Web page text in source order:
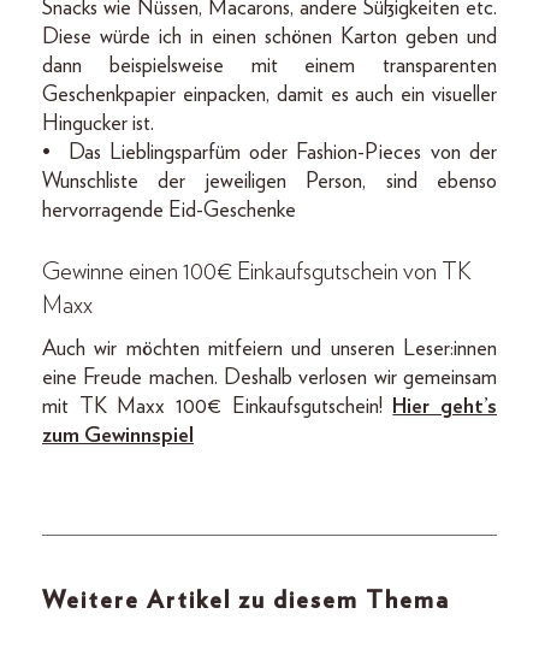
Snacks wie Nüssen, Macarons, andere Süßigkeiten etc.
Diese würde ich in einen schönen Karton geben und
dann beispielsweise mit einem transparenten
Geschenkpapier einpacken, damit es auch ein visueller
Hingucker ist.
•⁠ ⁠⁠Das Lieblingsparfüm oder Fashion-Pieces von der
Wunschliste der jeweiligen Person, sind ebenso
hervorragende Eid-Geschenke
Gewinne einen 100€ Einkaufsgutschein von TK
Maxx
Auch wir möchten mitfeiern und unseren Leser:innen
eine Freude machen. Deshalb verlosen wir gemeinsam
mit TK Maxx 100€ Einkaufsgutschein!
Hier geht’s
zum Gewinnspiel
Weitere Artikel zu diesem Thema